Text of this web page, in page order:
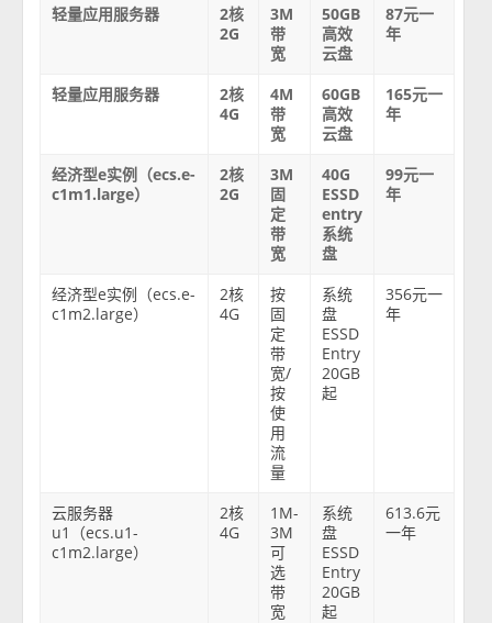
轻量应用服务器
2核
2G
3M
带
宽
50GB
高效
云盘
87元一
年
轻量应用服务器
2核
4G
4M
带
宽
60GB
高效
云盘
165元一
年
经济型e实例（ecs.e-
c1m1.large）
2核
2G
3M
固
定
带
宽
40G
ESSD
entry
系统
盘
99元一
年
经济型e实例（ecs.e-
c1m2.large）
2核
4G
按
固
定
带
宽/
按
使
用
流
量
系统
盘
ESSD
Entry
20GB
起
356元一
年
云服务器
u1（ecs.u1-
c1m2.large）
2核
4G
1M-
3M
可
选
带
宽
系统
盘
ESSD
Entry
20GB
起
613.6元
一年